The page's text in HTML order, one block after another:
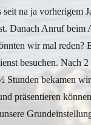
na ja vorherigem
Danach Anruf beim
wir mal reden?
besuchen. Nach 2
bekamen
präsentieren